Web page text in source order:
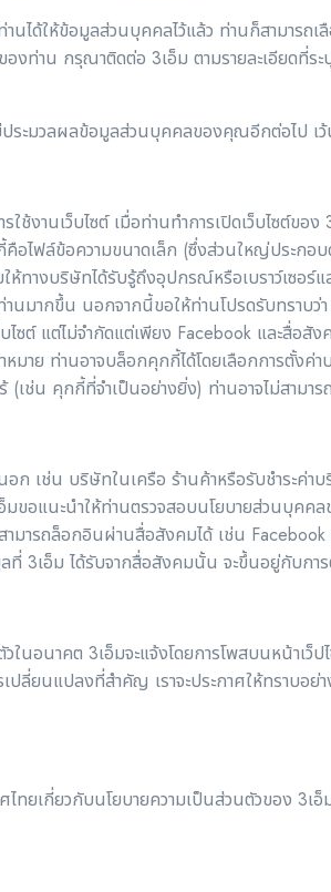
นได้ให้ข้อมูลส่วนบุคคลไว้แล้ว ท่านก็สามาร
าน กรุณาติดต่อ 3เอ็ม ตามรายละเอียดที่ระ
ะมวลผลข้อมูลส่วนบุคคลของคุณอีกต่อไป
งานเว็บไซต์ เมื่อท่านทำการเปิดเว็บไซต์ขอ
ฟล์ข้อความขนาดเล็ก (ซึ่งส่วนใหญ่ประกอบ
ทางบริษัทได้รับรู้ถึงอุปกรณ์หรือเบราว์เซอ
ท่านมากขึ้น นอกจากนี้ขอให้ท่านโปรดรับทร
ไซต์ แต่ไม่จำกัดแต่เพียง Facebook และสื่
มาย ท่านอาจบล็อกคุกกี้ได้โดยเลือกการตั้ง
เช่น คุกกี้ที่จำเป็นอย่างยิ่ง) ท่านอาจไม่สามา
ก เช่น บริษัทในเครือ ร้านค้าหรือรับชำระค่
ขอแนะนำให้ท่านตรวจสอบนโยบายส่วนบุคค
มารถล็อกอินผ่านสื่อสังคมได้ เช่น
3เอ็ม ได้รับจากสื่อสังคมนั้น จะขึ้นอยู่กับกา
นอนาคต 3เอ็มจะแจ้งโดยการโพสบนหน้าเ
ยนแปลงที่สำคัญ เราจะประกาศให้ทราบอย่
ไทยเกี่ยวกับนโยบายความเป็นส่วนตัวของ